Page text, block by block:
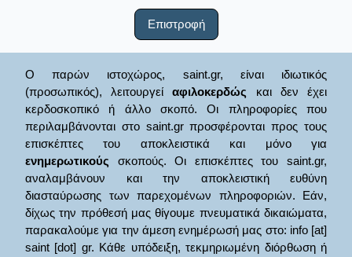
Επιστροφή
Ο παρών ιστοχώρος, saint.gr, είναι ιδιωτικός
(προσωπικός), λειτουργείαφιλοκερδώς και δεν έχει
κερδοσκοπικό ή άλλο σκοπό. Οι πληροφορίες που
περιλαμβάνονται στο saint.gr προσφέρονται προς τους
επισκέπτες του αποκλειστικά και μόνο για
ενημερωτικούς σκοπούς. Οι επισκέπτες του saint.gr,
αναλαμβάνουν και την αποκλειστική ευθύνη
διασταύρωσης των παρεχομένων πληροφοριών. Εάν,
δίχως την πρόθεσή μας θίγουμε πνευματικά δικαιώματα,
παρακαλούμε για την άμεση ενημέρωσή μας στο: info [at]
saint [dot] gr. Κάθε υπόδειξη, τεκμηριωμένη διόρθωση ή